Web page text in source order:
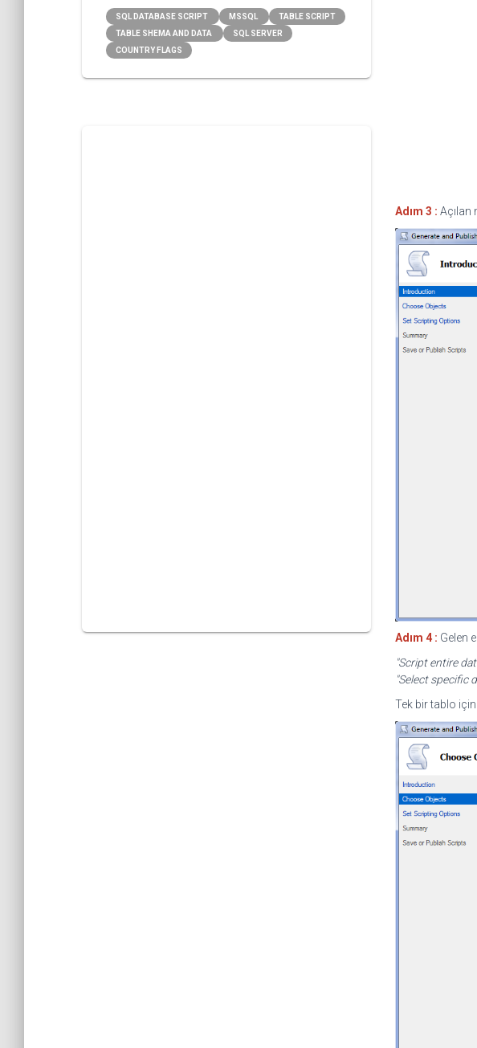
SQL DATABASE SCRIPT MSSQL
TABLE SCRIPT
TABLE SHEMA AND DATA
SQL SERVER
COUNTRY FLAGS
Adım 3 : Açılan
Adım 4 : Gelen
"Script entire
"Select specific
Tek bir tablo